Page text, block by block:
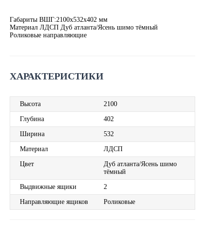
Габариты ВШГ:2100x532x402 мм
Материал ЛДСП Дуб атланта/Ясень шимо тёмный
Роликовые направляющие
ХАРАКТЕРИСТИКИ
Высота 2100
Глубина 402
Ширина 532
Материал ЛДСП
Цвет
Дуб атланта/Ясень шимо
тёмный
Выдвижные ящики 2
Направляющие ящиков Роликовые